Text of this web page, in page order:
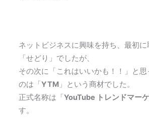
ネットビジネスに興味を持ち、最初
「せどり」でしたが、
その次に「これはいいかも！！」と
のは「YTM 」という商材でした。
正式名称は「YouTube トレンドマー
す。